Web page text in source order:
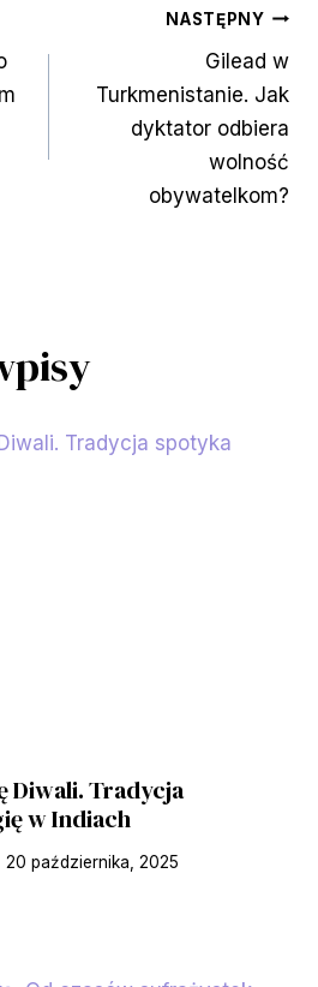
NASTĘPNY
Gilead w
Turkmenistanie. Jak
dyktator odbiera
wolność
obywatelkom?
Diwali. Tradycja
w Indiach
20 października, 2025